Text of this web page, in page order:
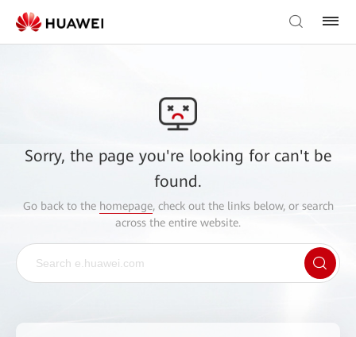
Sorry, the page you're looking for can't be
found.
Go back to the homepage, check out the links below, or search
across the entire website.